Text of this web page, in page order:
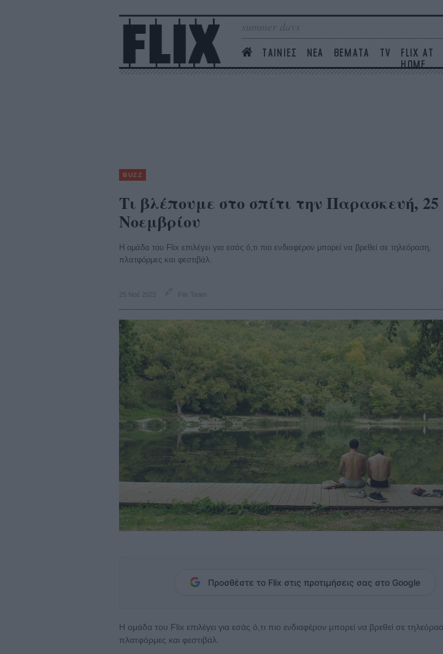
summer days
ΤΑΙΝΙΕΣ ΝΕΑ ΘΕΜΑΤΑ TV
FLIX AT
HOME
BUZZ
Τι βλέπουμε στο σπίτι την Παρασκευή, 25
Νοεμβρίου
Η ομάδα του Flix επιλέγει για εσάς ό,τι πιο ενδιαφέρον μπορεί να βρεθεί σε τηλεόραση,
πλατφόρμες και φεστιβάλ.
25 Νοέ 2022 Flix Team
Προσθέστε το Flix στις προτιμήσεις σας στο Google
Η ομάδα του Flix επιλέγει για εσάς ό,τι πιο ενδιαφέρον μπορεί να βρεθεί σε
πλατφόρμες και φεστιβάλ.